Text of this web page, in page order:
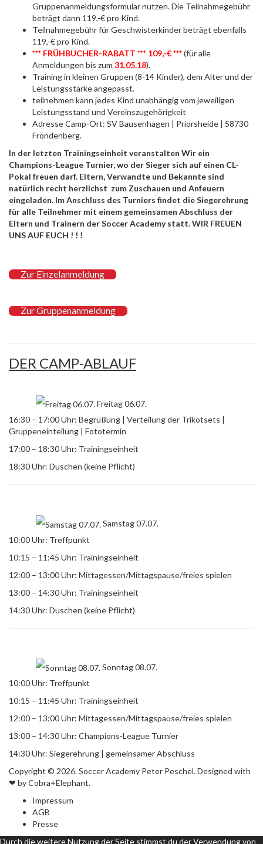
Gruppenanmeldungsformular nutzen. Die Teilnahmegebühr
beträgt dann 119,-€ pro Kind.
Teilnahmegebühr für Geschwisterkinder beträgt ebenfalls
119,-€ pro Kind.
*** FRÜHBUCHER-RABATT *** 109,-€ ***(für alle
Anmeldungen bis zum 31.05.18).
Training in kleinen Gruppen (8-14 Kinder), dem Alter und der
Leistungsstärke angepasst.
teilnehmen kann jedes Kind unabhängig vom jeweiligen
Leistungsstand und Vereinszugehörigkeit
Adresse Camp-Ort: SV Bausenhagen | Priorsheide | 58730
Fröndenberg.
In der letzten Trainingseinheit veranstalten Wir ein
Champions-League Turnier, wo der Sieger sich auf einen CL-
Pokal freuen darf. Eltern, Verwandte und Bekannte sind
natürlich recht herzlichst zum Zuschauen und Anfeuern
eingeladen. Im Anschluss des Turniers findet die Siegerehrung
für alle Teilnehmer mit einem gemeinsamen Abschluss der
Eltern und Trainern der Soccer Academy statt. WIR FREUEN
UNS AUF EUCH ! ! !
Zur Einzelanmeldung
Zur Gruppenanmeldung
DER CAMP-ABLAUF
Freitag 06.07.
16:30 – 17:00 Uhr: Begrüßung | Verteilung der Trikotsets |
Gruppeneinteilung | Fototermin
17:00 – 18:30 Uhr: Trainingseinheit
18:30 Uhr: Duschen (keine Pflicht)
Samstag 07.07.
10:00 Uhr: Treffpunkt
10:15 – 11:45 Uhr: Trainingseinheit
12:00 – 13:00 Uhr: Mittagessen/Mittagspause/freies spielen
13:00 – 14:30 Uhr: Trainingseinheit
14:30 Uhr: Duschen (keine Pflicht)
Sonntag 08.07.
10:00 Uhr: Treffpunkt
10:15 – 11:45 Uhr: Trainingseinheit
12:00 – 13:00 Uhr: Mittagessen/Mittagspause/freies spielen
13:00 – 14:30 Uhr: Champions-League Turnier
14:30 Uhr: Siegerehrung | gemeinsamer Abschluss
Copyright © 2026. Soccer Academy Peter Peschel. Designed with
❤ by Cobra+Elephant.
Impressum
AGB
Presse
Durch die weitere Nutzung der Seite stimmst du der Verwendung von